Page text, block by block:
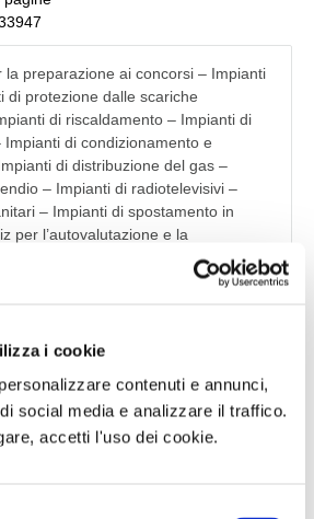
i cookie
contenuti e annunci,
social media e analizzare il traffico.
accetti l'uso dei cookie.
la preparazione ai concorsi – Impianti
di protezione dalle scariche
di riscaldamento – Impianti di
Impianti di condizionamento e
di distribuzione del gas –
– Impianti di radiotelevisivi –
– Impianti di spostamento in
per l’autovalutazione e la
prove di concorso – Raccolta della
DEL NOSTRO SIMULATORE
Libro